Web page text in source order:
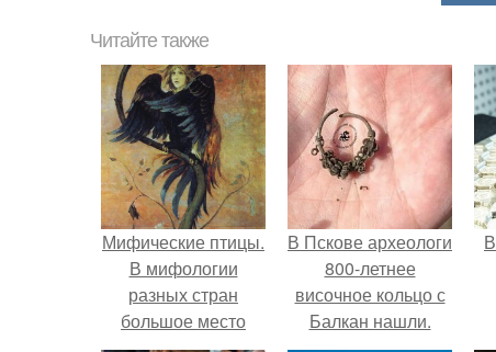
Читайте также
Мифические птицы.
В мифологии
разных стран
большое место
В Пскове археологи
800-летнее
височное кольцо с
Балкан нашли.